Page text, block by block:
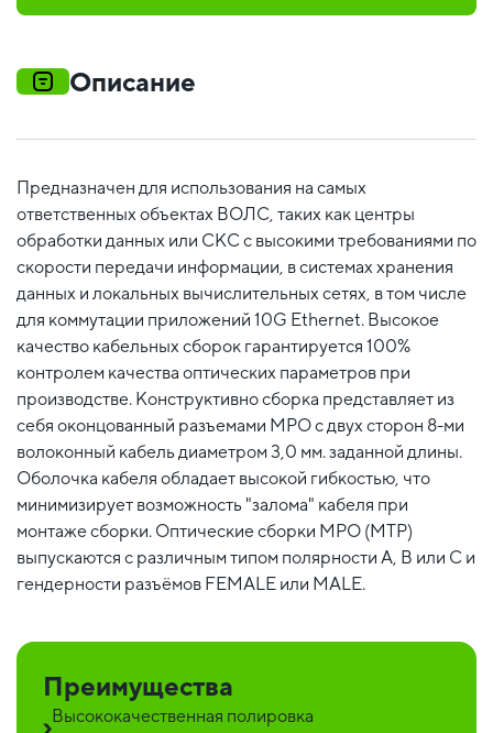
Описание
Предназначен для использования на самых
ответственных объектах ВОЛС, таких как центры
обработки данных или СКС с высокими требованиями по
скорости передачи информации, в системах хранения
данных и локальных вычислительных сетях, в том числе
для коммутации приложений 10G Ethernet. Высокое
качество кабельных сборок гарантируется 100%
контролем качества оптических параметров при
производстве. Конструктивно сборка представляет из
себя оконцованный разъемами MPO c двух сторон 8-ми
волоконный кабель диаметром 3,0 мм. заданной длины.
Оболочка кабеля обладает высокой гибкостью, что
минимизирует возможность "залома" кабеля при
монтаже сборки. Оптические сборки MPO (MTP)
выпускаются с различным типом полярности А, В или С и
гендерности разъёмов FEMALE или MALE.
Преимущества
Высококачественная полировка